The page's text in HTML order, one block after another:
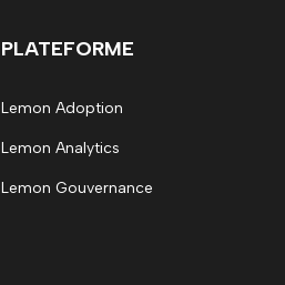
PLATEFORME
Lemon Adoption
Lemon Analytics
Lemon Gouvernance